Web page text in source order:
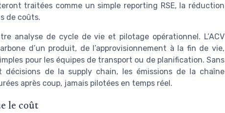
traitées comme un simple reporting RSE, la réduction
de coûts.
analyse de cycle de vie et pilotage opérationnel. L’ACV
d’un produit, de l’approvisionnement à la fin de vie,
pour les équipes de transport ou de planification. Sans
décisions de la supply chain, les émissions de la chaîne
après coup, jamais pilotées en temps réel.
le coût